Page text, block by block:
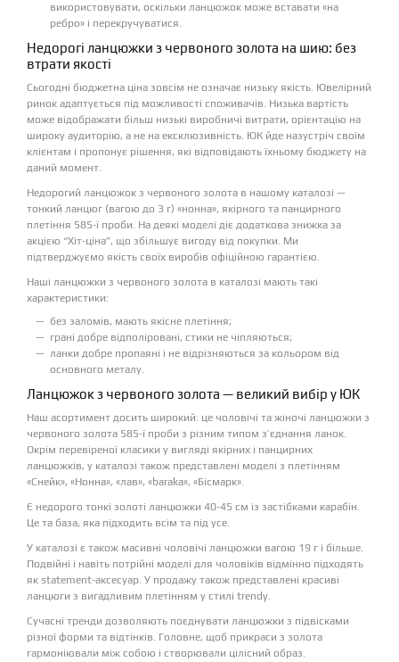
використовувати, оскільки ланцюжок може вставати «на
ребро» і перекручуватися.
Недорогі ланцюжки з червоного золота на шию: без
втрати якості
Сьогодні бюджетна ціна зовсім не означає низьку якість. Ювелірний
ринок адаптується під можливості споживачів. Низька вартість
може відображати більш низькі виробничі витрати, орієнтацію на
широку аудиторію, а не на ексклюзивність. ЮК йде назустріч своїм
клієнтам і пропонує рішення, які відповідають їхньому бюджету на
даний момент.
Недорогий ланцюжок з червоного золота в нашому каталозі —
тонкий ланцюг (вагою до 3 г) «нонна», якірного та панцирного
плетіння 585-ї проби. На деякі моделі діє додаткова знижка за
акцією “Хіт-ціна”, що збільшує вигоду від покупки. Ми
підтверджуємо якість своїх виробів офіційною гарантією.
Наші ланцюжки з червоного золота в каталозі мають такі
характеристики:
без заломів, мають якісне плетіння;
грані добре відполіровані, стики не чіпляються;
ланки добре пропаяні і не відрізняються за кольором від
основного металу.
Ланцюжок з червоного золота — великий вибір у ЮК
Наш асортимент досить широкий: це чоловічі та жіночі ланцюжки з
червоного золота 585-ї проби з різним типом з’єднання ланок.
Окрім перевіреної класики у вигляді якірних і панцирних
ланцюжків, у каталозі також представлені моделі з плетінням
«Снейк», «Нонна», «лав», «baraka», «Бісмарк».
Є недорого тонкі золоті ланцюжки 40-45 см із застібками карабін.
Це та база, яка підходить всім та під усе.
У каталозі є також масивні чоловічі ланцюжки вагою 19 г і більше.
Подвійні і навіть потрійні моделі для чоловіків відмінно підходять
як statement-аксесуар. У продажу також представлені красиві
ланцюги з вигадливим плетінням у стилі trendy.
Сучасні тренди дозволяють поєднувати ланцюжки з підвісками
різної форми та відтінків. Головне, щоб прикраси з золота
гармоніювали між собою і створювали цілісний образ.